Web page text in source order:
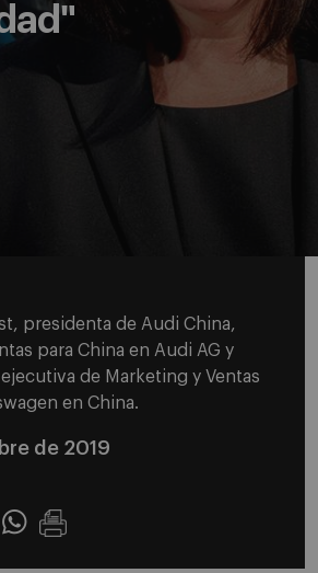
presidenta de Audi China,
para China en Audi AG y
de Marketing y Ventas
en China.
de 2019
Whatsapp